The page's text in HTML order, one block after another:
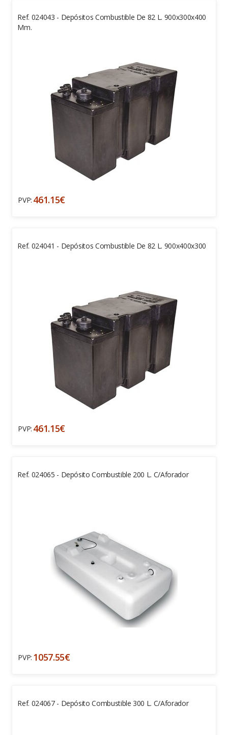
Ref. 024043 - Depósitos Combustible De 82 L. 900x300x400
Mm.
PVP: 461.15€
Ref. 024041 - Depósitos Combustible De 82 L. 900x400x300
PVP: 461.15€
Ref. 024065 - Depósito Combustible 200 L. C/aforador
PVP: 1057.55€
Ref. 024067 - Depósito Combustible 300 L. C/aforador